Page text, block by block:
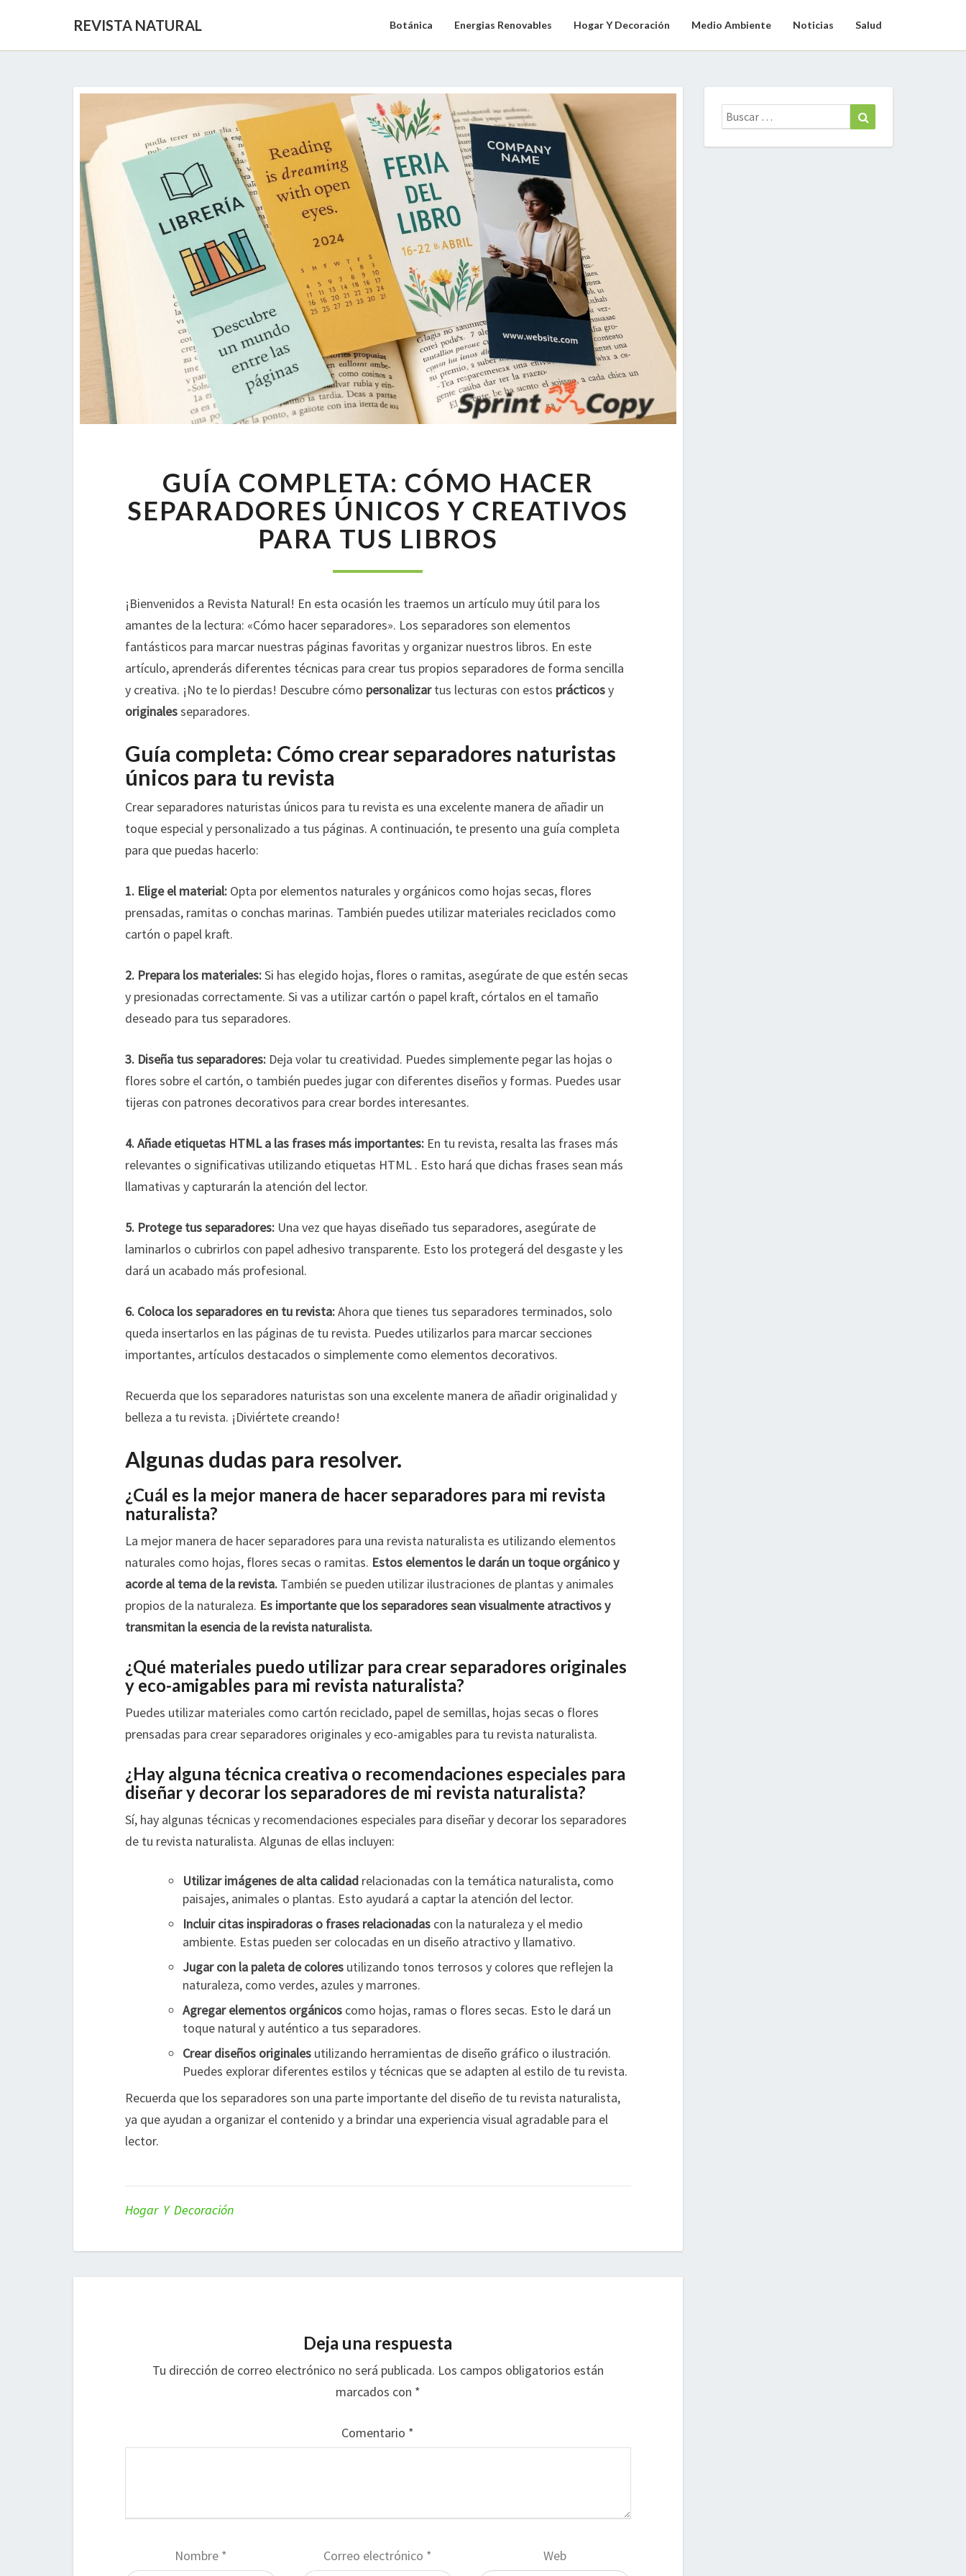
REVISTA NATURAL Botánica Energias Renovables Hogar Y Decoración Medio Ambiente Noticias Salud
COMPLETA:
CÓMO
HACER
SEPARADORES
ÚNICOS
Y
PARA
TUS
LIBROS
GUÍA COMPLETA: CÓMO HACER
SEPARADORES ÚNICOS Y CREATIVOS
PARA TUS LIBROS
¡Bienvenidos a Revista Natural! En esta ocasión les traemos un artículo muy útil para los
amantes de la lectura: «Cómo hacer separadores». Los separadores son elementos
fantásticos para marcar nuestras páginas favoritas y organizar nuestros libros. En este
artículo, aprenderás diferentes técnicas para crear tus propios separadores de forma sencilla
y creativa. ¡No te lo pierdas! Descubre cómo personalizartus lecturas con estos prácticosy
originalesseparadores.
Guía completa: Cómo crear separadores naturistas
únicos para tu revista
Crear separadores naturistas únicos para tu revista es una excelente manera de añadir un
toque especial y personalizado a tus páginas. A continuación, te presento una guía completa
para que puedas hacerlo:
1. Elige el material: Opta por elementos naturales y orgánicos como hojas secas, flores
prensadas, ramitas o conchas marinas. También puedes utilizar materiales reciclados como
cartón o papel kraft.
2. Prepara los materiales:Si has elegido hojas, flores o ramitas, asegúrate de que estén secas
y presionadas correctamente. Si vas a utilizar cartón o papel kraft, córtalos en el tamaño
deseado para tus separadores.
3. Diseña tus separadores: Deja volar tu creatividad. Puedes simplemente pegar las hojas o
flores sobre el cartón, o también puedes jugar con diferentes diseños y formas. Puedes usar
tijeras con patrones decorativos para crear bordes interesantes.
4. Añade etiquetas HTML a las frases más importantes: En tu revista, resalta las frases más
relevantes o significativas utilizando etiquetas HTML . Esto hará que dichas frases sean más
llamativas y capturarán la atención del lector.
5. Protege tus separadores: Una vez que hayas diseñado tus separadores, asegúrate de
laminarlos o cubrirlos con papel adhesivo transparente. Esto los protegerá del desgaste y les
dará un acabado más profesional.
6. Coloca los separadores en tu revista:Ahora que tienes tus separadores terminados, solo
queda insertarlos en las páginas de tu revista. Puedes utilizarlos para marcar secciones
importantes, artículos destacados o simplemente como elementos decorativos.
Recuerda que los separadores naturistas son una excelente manera de añadir originalidad y
belleza a tu revista. ¡Diviértete creando!
Algunas dudas para resolver.
¿Cuál es la mejor manera de hacer separadores para mi revista
naturalista?
La mejor manera de hacer separadores para una revista naturalista es utilizando elementos
naturales como hojas, flores secas o ramitas. Estos elementos le darán un toque orgánico y
acorde al tema de la revista. También se pueden utilizar ilustraciones de plantas y animales
propios de la naturaleza. Es importante que los separadores sean visualmente atractivos y
transmitan la esencia de la revista naturalista.
¿Qué materiales puedo utilizar para crear separadores originales
y eco-amigables para mi revista naturalista?
Puedes utilizar materiales como cartón reciclado, papel de semillas, hojas secas o flores
prensadas para crear separadores originales y eco-amigables para tu revista naturalista.
¿Hay alguna técnica creativa o recomendaciones especiales para
diseñar y decorar los separadores de mi revista naturalista?
Sí, hay algunas técnicas y recomendaciones especiales para diseñar y decorar los separadores
de tu revista naturalista. Algunas de ellas incluyen:
Utilizar imágenes de alta calidad relacionadas con la temática naturalista, como
paisajes, animales o plantas. Esto ayudará a captar la atención del lector.
Incluir citas inspiradoras o frases relacionadas con la naturaleza y el medio
ambiente. Estas pueden ser colocadas en un diseño atractivo y llamativo.
Jugar con la paleta de colores utilizando tonos terrosos y colores que reflejen la
naturaleza, como verdes, azules y marrones.
Agregar elementos orgánicos como hojas, ramas o flores secas. Esto le dará un
toque natural y auténtico a tus separadores.
Crear diseños originales utilizando herramientas de diseño gráfico o ilustración.
Puedes explorar diferentes estilos y técnicas que se adapten al estilo de tu revista.
Recuerda que los separadores son una parte importante del diseño de tu revista naturalista,
ya que ayudan a organizar el contenido y a brindar una experiencia visual agradable para el
lector.
Hogar Y Decoración
Deja una respuesta
Tu dirección de correo electrónico no será publicada. Los campos obligatorios están
marcados con *
Comentario *
Nombre * Correo electrónico * Web
Buscar: